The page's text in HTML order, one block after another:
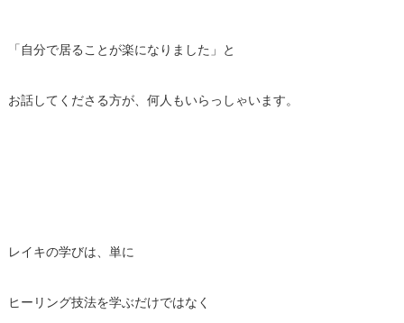
「自分で居ることが楽になりました」と
お話してくださる方が、何人もいらっしゃいます。
レイキの学びは、単に
ヒーリング技法を学ぶだけではなく